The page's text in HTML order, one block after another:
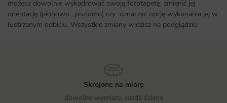
możesz dowolnie wykadrować swoją fototapetę, zmienić jej
orientację (pionowo , poziomo) czy oznaczyć opcję wykonania jej w
lustrzanym odbiciu. Wszystkie zmiany widzisz na podglądzie.
Skrojone na miarę
dowolne wymiary, każda ściana